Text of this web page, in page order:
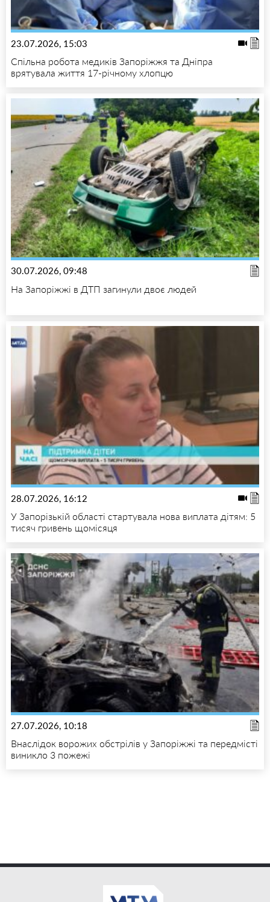
23.07.2026, 15:03
Спільна робота медиків Запоріжжя та Дніпра
врятувала життя 17-річному хлопцю
30.07.2026, 09:48
На Запоріжжі в ДТП загинули двоє людей
28.07.2026, 16:12
У Запорізькій області стартувала нова виплата дітям: 5
тисяч гривень щомісяця
27.07.2026, 10:18
Внаслідок ворожих обстрілів у Запоріжжі та передмісті
виникло 3 пожежі